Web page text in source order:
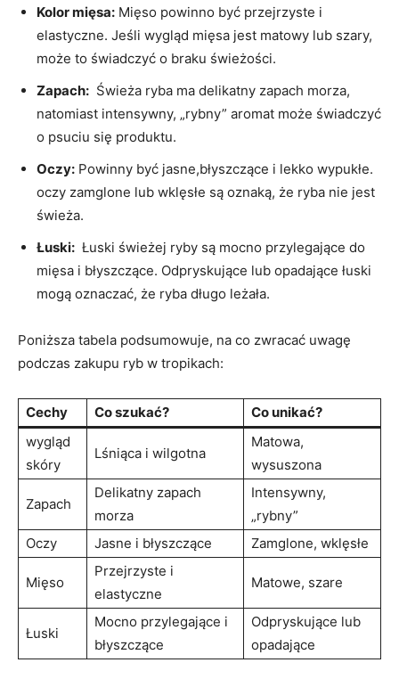
Kolor mięsa: ⁣Mięso powinno być przejrzyste‌ i
⁤elastyczne.⁤ Jeśli wygląd mięsa jest matowy lub szary,
może to świadczyć o ⁣braku świeżości.
Zapach: ⁢ Świeża ryba ma delikatny⁢ zapach morza,
natomiast⁣ intensywny, ‍„rybny” aromat‍ może⁢ świadczyć‌
o psuciu się produktu.
Oczy: Powinny ⁣być jasne,błyszczące‌ i lekko wypukłe. ​
oczy‌ zamglone⁣ lub wklęsłe⁢ są oznaką, że ryba nie ​jest
świeża.
Łuski: ​ Łuski świeżej ryby‌ są mocno przylegające do
mięsa ⁤i błyszczące. Odpryskujące lub opadające łuski
mogą oznaczać, że ryba długo‍ leżała.
Poniższa tabela podsumowuje, na co zwracać ⁤uwagę
podczas zakupu ryb w tropikach:
Cechy Co szukać?
Co ⁢unikać?
wygląd
skóry
Lśniąca i wilgotna
Matowa,
wysuszona
Zapach
Delikatny zapach
morza
Intensywny,
„rybny”
Oczy
Jasne i błyszczące Zamglone, wklęsłe
Mięso
Przejrzyste ⁣i ​
elastyczne
Matowe, szare
Łuski
Mocno ​przylegające i
błyszczące
Odpryskujące⁣ lub
opadające